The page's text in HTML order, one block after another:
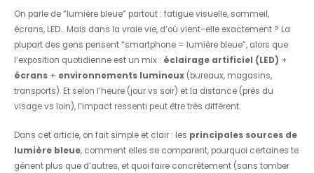
On parle de “lumière bleue” partout : fatigue visuelle, sommeil,
écrans, LED… Mais dans la vraie vie, d’où vient-elle exactement ? La
plupart des gens pensent “smartphone = lumière bleue”, alors que
l’exposition quotidienne est un mix : éclairage artificiel (LED) +
écrans + environnements lumineux (bureaux, magasins,
transports). Et selon l’heure (jour vs soir) et la distance (près du
visage vs loin), l’impact ressenti peut être très différent.
Dans cet article, on fait simple et clair : les principales sources de
lumière bleue, comment elles se comparent, pourquoi certaines te
gênent plus que d’autres, et quoi faire concrètement (sans tomber